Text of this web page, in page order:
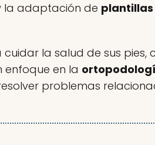
la adaptación de plantillas
la salud de sus pies,
enfoque en la
problemas